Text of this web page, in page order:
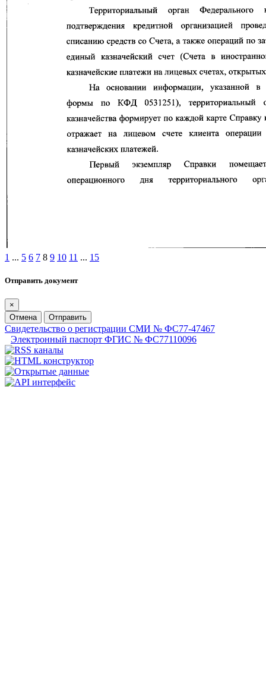
1 ... 5 6 7 8 9 10 11 ... 15
Отправить документ
×
Отмена
Отправить
Свидетельство о регистрации СМИ № ФС77-47467
Электронный паспорт ФГИС № ФС77110096